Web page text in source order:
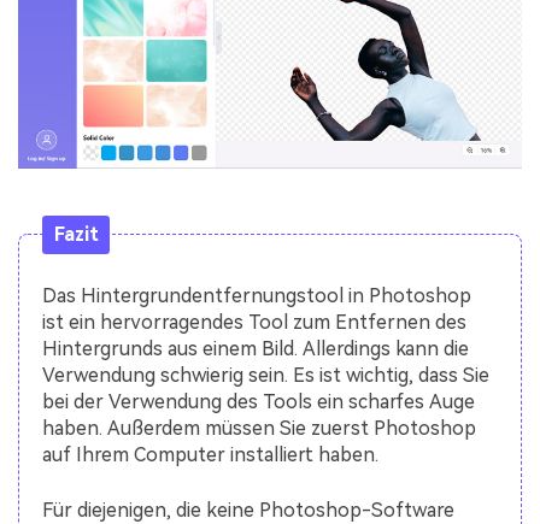
Fazit
Das Hintergrundentfernungstool in Photoshop
ist ein hervorragendes Tool zum Entfernen des
Hintergrunds aus einem Bild. Allerdings kann die
Verwendung schwierig sein. Es ist wichtig, dass Sie
bei der Verwendung des Tools ein scharfes Auge
haben. Außerdem müssen Sie zuerst Photoshop
auf Ihrem Computer installiert haben.
Für diejenigen, die keine Photoshop-Software